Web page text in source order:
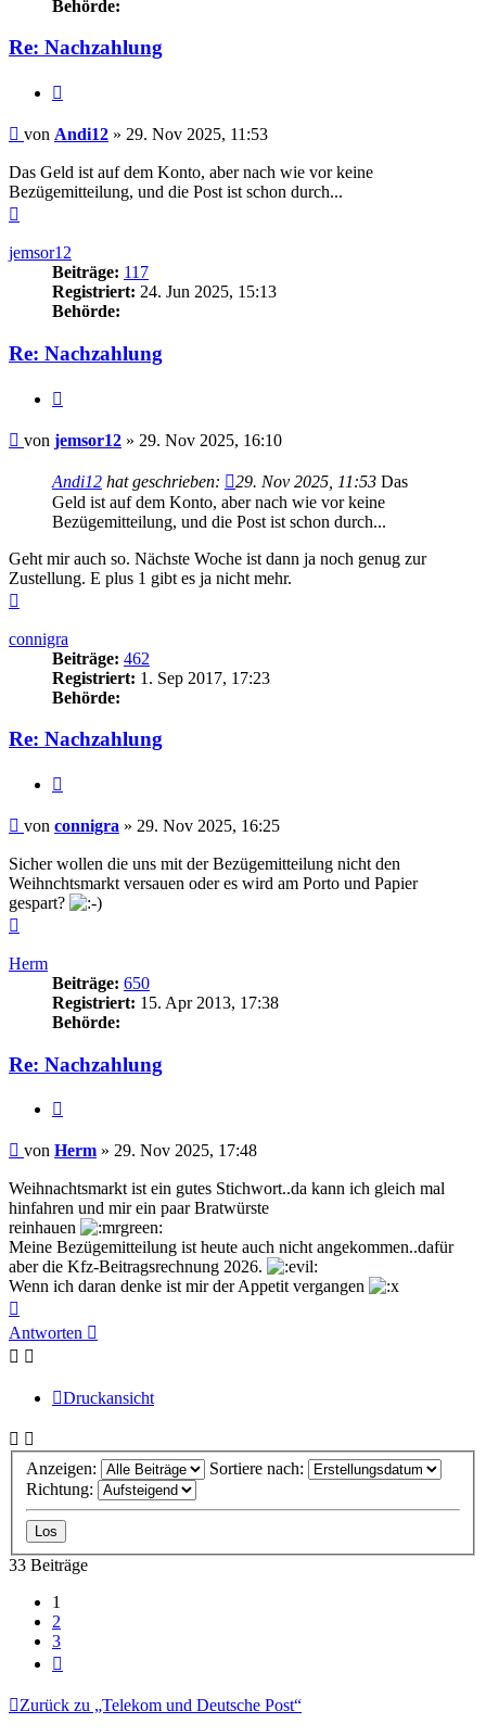
Behörde:
Re: Nachzahlung
Beitrag
von Andi12 » 29. Nov 2025, 11:53
Das Geld ist auf dem Konto, aber nach wie vor keine
Bezügemitteilung, und die Post ist schon durch...
jemsor12
Beiträge: 117
Registriert: 24. Jun 2025, 15:13
Behörde:
Re: Nachzahlung
Beitrag
von jemsor12 » 29. Nov 2025, 16:10
Andi12 hat geschrieben: 29. Nov 2025, 11:53 Das
Geld ist auf dem Konto, aber nach wie vor keine
Bezügemitteilung, und die Post ist schon durch...
Geht mir auch so. Nächste Woche ist dann ja noch genug zur
Zustellung. E plus 1 gibt es ja nicht mehr.
connigra
Beiträge: 462
Registriert: 1. Sep 2017, 17:23
Behörde:
Re: Nachzahlung
Beitrag
von connigra » 29. Nov 2025, 16:25
Sicher wollen die uns mit der Bezügemitteilung nicht den
Weihnchtsmarkt versauen oder es wird am Porto und Papier
gespart?
Herm
Beiträge: 650
Registriert: 15. Apr 2013, 17:38
Behörde:
Re: Nachzahlung
Beitrag
von Herm » 29. Nov 2025, 17:48
Weihnachtsmarkt ist ein gutes Stichwort..da kann ich gleich mal
hinfahren und mir ein paar Bratwürste
reinhauen
Meine Bezügemitteilung ist heute auch nicht angekommen..dafür
aber die Kfz-Beitragsrechnung 2026.
Wenn ich daran denke ist mir der Appetit vergangen
oben
Antworten
Druckansicht
Anzeigen:
Sortiere nach:
Richtung:
33 Beiträge
1
2
3
Zurück zu „Telekom und Deutsche Post“